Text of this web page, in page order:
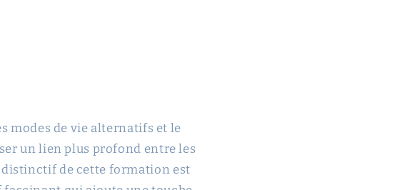
modes de vie alternatifs et le
un lien plus profond entre les
de cette formation est